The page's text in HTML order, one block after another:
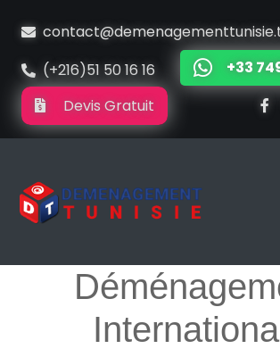
(+216)51 50 16 16
+33
Devis Gratuit